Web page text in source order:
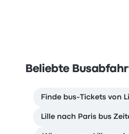
Beliebte
Finde bus-Tickets von
Lille nach Paris bus